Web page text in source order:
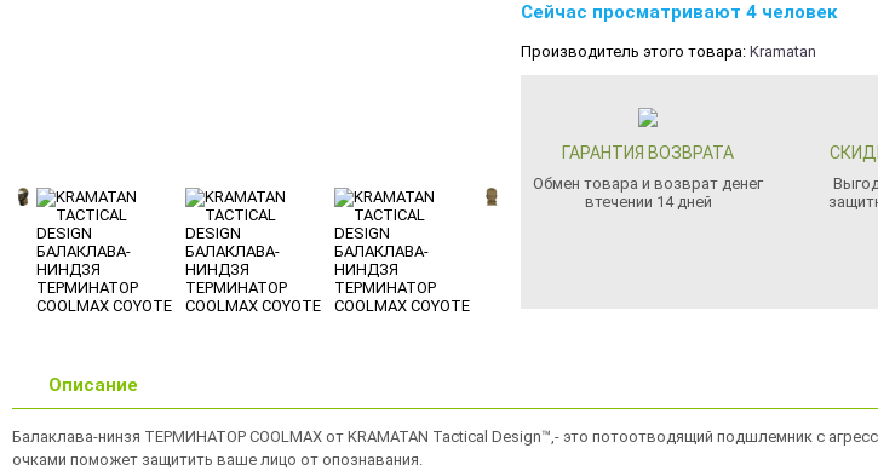
Сейчас просматривают 4 человек
Производитель этого товара: Kramatan
ГАРАНТИЯ ВОЗВРАТА
Обмен товара и возврат денег
втечении 14 дней
Описание
Балаклава-нинзя ТЕРМИНАТОР COOLMAX от KRAMATAN Tactical Design™,- это потоотводящий подшлемник с
очками поможет защитить ваше лицо от опознавания.